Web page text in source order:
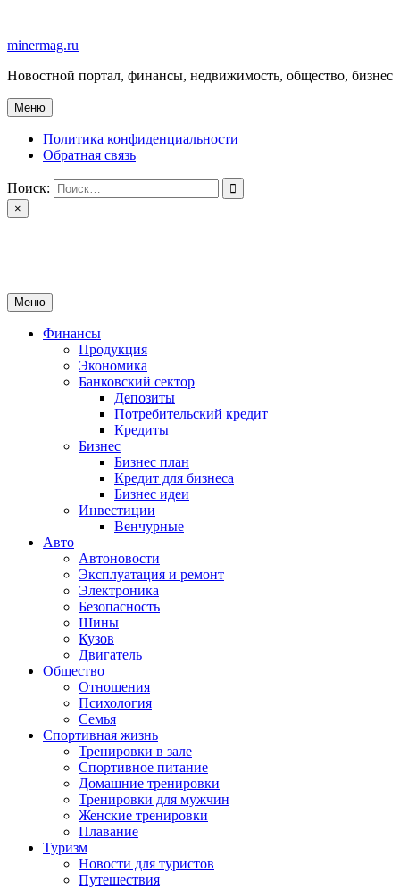
содержимому
minermag.ru
Новостной портал, финансы, недвижимость, общество, бизнес
Меню
Политика конфиденциальности
Обратная связь
Поиск:
×
Меню
Финансы
Продукция
Экономика
Банковский сектор
Депозиты
Потребительский кредит
Кредиты
Бизнес
Бизнес план
Кредит для бизнеса
Бизнес идеи
Инвестиции
Венчурные
Авто
Автоновости
Эксплуатация и ремонт
Электроника
Безопасность
Шины
Кузов
Двигатель
Общество
Отношения
Психология
Семья
Спортивная жизнь
Тренировки в зале
Спортивное питание
Домашние тренировки
Тренировки для мужчин
Женские тренировки
Плавание
Туризм
Новости для туристов
Путешествия